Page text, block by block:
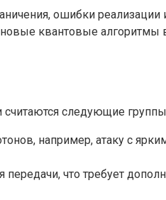
ошибки реализации
квантовые
считаются следующие
например, атаку с
что требует